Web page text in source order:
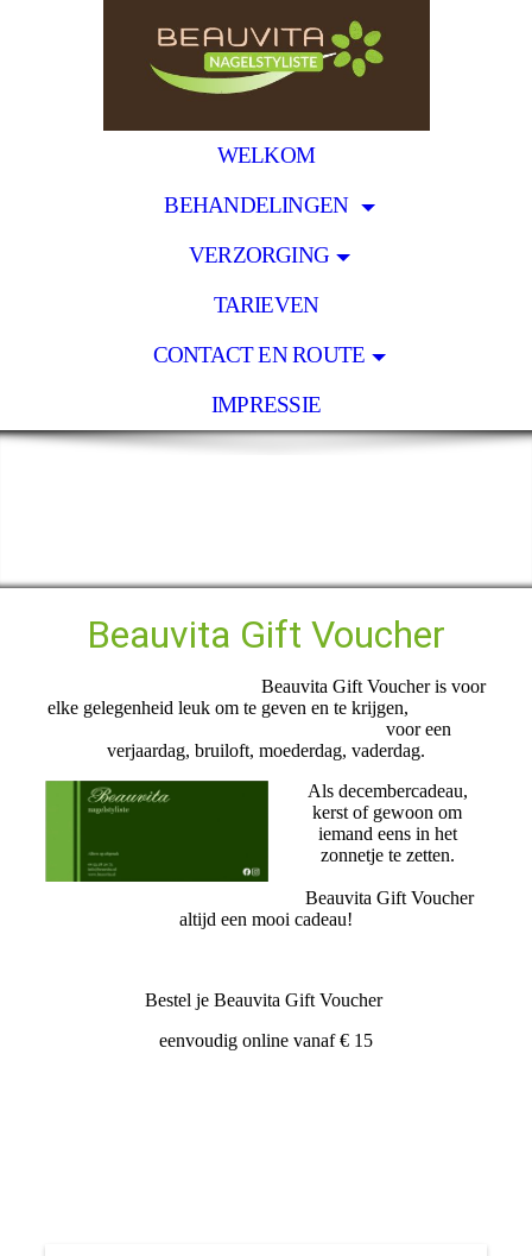
WELKOM
BEHANDELINGEN
VERZORGING
TARIEVEN
CONTACT EN ROUTE
IMPRESSIE
Beauvita Gift Voucher
Beauvita Gift Voucher is voor
elke gelegenheid leuk om te geven en te krijgen,
voor een
verjaardag, bruiloft, moederdag, vaderdag.
Als decembercadeau,
kerst of gewoon om
iemand eens in het
zonnetje te zetten.
Beauvita Gift Voucher
altijd een mooi cadeau!
Bestel je Beauvita Gift Voucher
eenvoudig online vanaf € 15